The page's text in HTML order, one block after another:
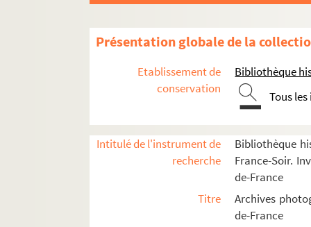
Présentation globale de la
Etablissement de
conservation
Bibliothèque
Tous
Intitulé de l'instrument de
recherche
Bibliothèque
France-Soir.
de-France
Titre
Archives
de-France
Arènes de Lutèce
Chevaux de Marly - Place de la
FSE-000435. Conciergerie
Fontaines
Hôtel des Invalides
FSE-000439. Monument du
Obélisque - Place de la Concorde